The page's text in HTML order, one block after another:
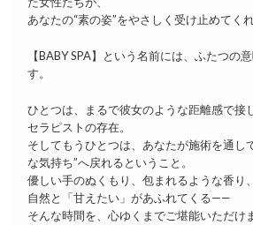
あなたの“素の姿”をやさしく受け止めてくれ
【BABY SPA】という名前には、ふたつの
す。
ひとつは、まるで彼女のような距離感で接
セラピストの存在。
そしてもうひとつは、あなたが施術を通し
な気持ち”へ戻れるということ。
優しい手のぬくもり、包まれるような香り
自然と「甘えたい」があふれてくる——
そんな時間を、心ゆくまでご堪能いただけ